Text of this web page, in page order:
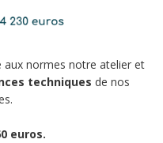
normes notre atelier et
techniques de nos
euros.